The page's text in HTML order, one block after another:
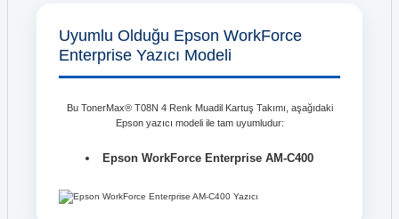
Uyumlu Olduğu Epson WorkForce
Enterprise Yazıcı Modeli
Bu TonerMax® T08N 4 Renk Muadil Kartuş Takımı, aşağıdaki
Epson yazıcı modeli ile tam uyumludur:
Epson WorkForce Enterprise AM-C400